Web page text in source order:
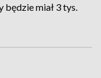
będzie miał 3 tys.